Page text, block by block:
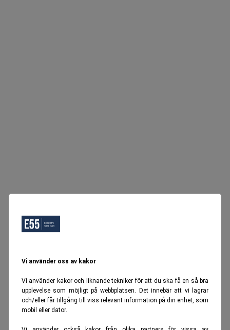
Vi använder oss av kakor
Vi använder kakor och liknande tekniker för att du ska få en så bra
upplevelse som möjligt på webbplatsen. Det innebär att vi lagrar
och/eller får tillgång till viss relevant information på din enhet, som
mobil eller dator.